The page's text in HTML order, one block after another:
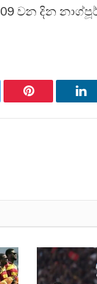
වන දින
Pinterest